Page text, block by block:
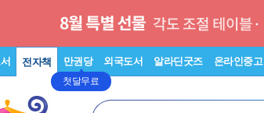
전자책 만권당
첫달무료
외국도서 알라딘굿즈 온라인중고